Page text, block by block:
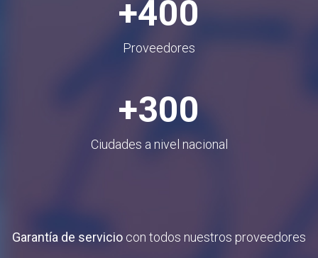
+400
Proveedores
+300
Ciudades a nivel nacional
Garantía de servicio con todos nuestros proveedores